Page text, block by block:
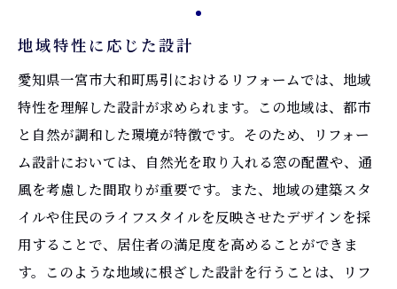
地域特性に応じた設計
愛知県一宮市大和町馬引におけるリフォームでは、地域
特性を理解した設計が求められます。この地域は、都市
と自然が調和した環境が特徴です。そのため、リフォー
ム設計においては、自然光を取り入れる窓の配置や、通
風を考慮した間取りが重要です。また、地域の建築スタ
イルや住民のライフスタイルを反映させたデザインを採
用することで、居住者の満足度を高めることができま
す。このような地域に根ざした設計を行うことは、リフ